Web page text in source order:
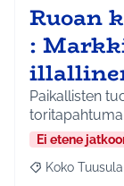
Ruoan
:
Paikallisten
Ei etene
Rajaa tulokset
Koko Tuusula